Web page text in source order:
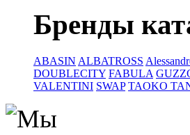
Бренды
ABASIN ALBATROSS
DOUBLECITY FABULA
VALENTINI SWAP TAOKO